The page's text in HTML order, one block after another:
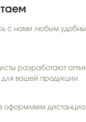
с нами любым
разработают
вашей продукции.
оформляем